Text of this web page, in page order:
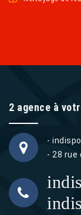
2 agence à
-
- 28 rue